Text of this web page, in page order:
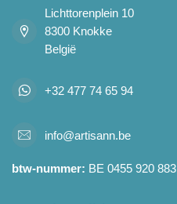
Lichttorenplein 10
8300 Knokke
België
+32 477 74 65 94
info@artisann.be
btw-nummer: BE 0455 920 883